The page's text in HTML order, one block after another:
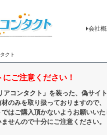
クト
会社
ご注意ください！
コンタクト」を装った、偽サイ
のみを取り扱っておりますので、
はご購入頂かないようお願いい
せんので十分にご注意ください。